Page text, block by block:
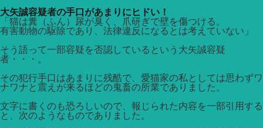
大矢誠容疑者の手口があまりにヒドい！
「猫は糞（ふん）尿が臭く、爪研ぎで壁を傷つける。
有害動物の駆除であり、法律違反になるとは考えていない」
そう語って一部容疑を否認しているという大矢誠容疑
者・・・。
その犯行手口はあまりに残酷で、愛猫家の私としては思わずワ
ナワナと震えが来るほどの鬼畜の所業でありました。
文字に書くのも恐ろしいので、報じられた内容を一部引用する
と、次のようなものでありました。